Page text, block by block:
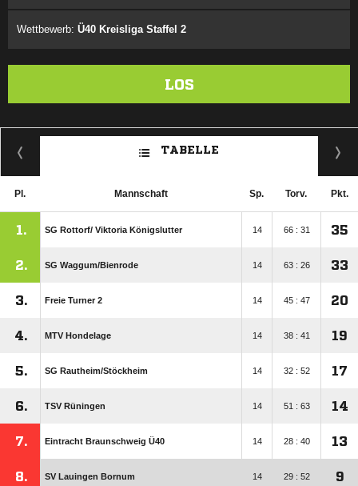
Wettbewerb: Ü40 Kreisliga Staffel 2
LOS
TABELLE
Pl. Mannschaft Sp. Torv. Pkt.
1. SG Rottorf/​ Viktoria Königslutter 14 66 : 31 35
2. SG Waggum/​Bienrode 14 63 : 26 33
3. Freie Turner 2 14 45 : 47 20
4. MTV Hondelage 14 38 : 41 19
5. SG Rautheim/​Stöckheim 14 32 : 52 17
6. TSV Rüningen 14 51 : 63 14
7. Eintracht Braunschweig Ü40 14 28 : 40 13
8. SV Lauingen Bornum 14 29 : 52 9